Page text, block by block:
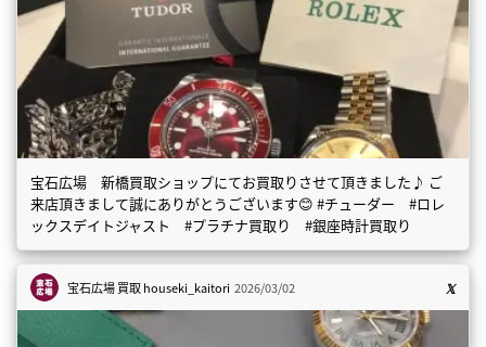
宝石広場 新橋買取ショップにてお買取りさせて頂きました♪ ご
来店頂きまして誠にありがとうございます😊 #チューダー #ロレ
ックスデイトジャスト #プラチナ買取り #銀座時計買取り
宝石広場 買取houseki_kaitori 2026/03/02